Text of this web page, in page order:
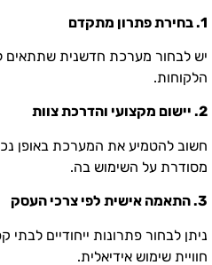
1. בחירת פתרון מתקדם
יש לבחור מערכת חדשנית שתתאים
הלקוחות.
2. יישום מקצועי והדרכת צוות
חשוב להטמיע את המערכת באופן
מסודרת על השימוש בה.
3. התאמה אישית לפי צרכי העסק
ניתן לבחור פתרונות ייחודיים לבתי
חוויית שימוש אידיאלית.